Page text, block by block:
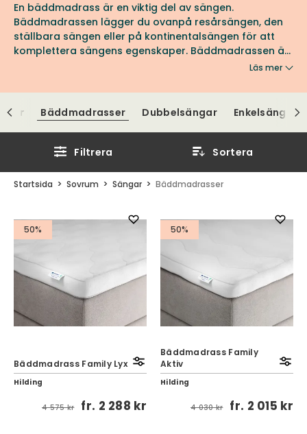
En bäddmadrass är en viktig del av sängen.
Bäddmadrassen lägger du ovanpå resårsängen, den
ställbara sängen eller på kontinentalsängen för att
komplettera sängens egenskaper. Bäddmadrassen är
viktig för den totala känslan då du har den närmast
Läs mer
Bäddmadrasser Dubbelsängar Enkelsängar
Filtrera Sortera
Startsida Sovrum Sängar Bäddmadrasser
50%
Bäddmadrass Family Lyx
Hilding
4 575 kr fr. 2 288 kr
50%
Bäddmadrass Family
Aktiv
Hilding
4 030 kr fr. 2 015 kr